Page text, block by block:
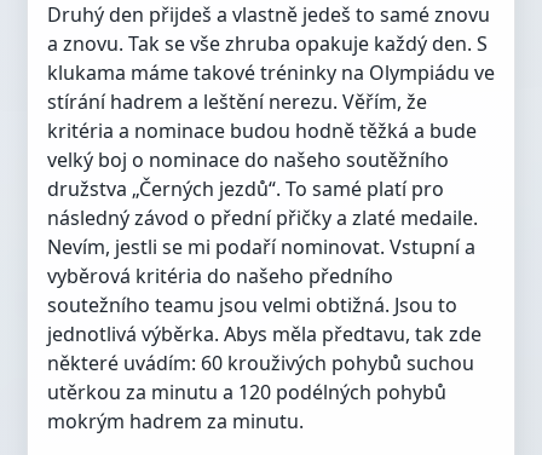
Druhý den přijdeš a vlastně jedeš to samé znovu
a znovu. Tak se vše zhruba opakuje každý den. S
klukama máme takové tréninky na Olympiádu ve
stírání hadrem a leštění nerezu. Věřím, že
kritéria a nominace budou hodně těžká a bude
velký boj o nominace do našeho soutěžního
družstva „Černých jezdů“. To samé platí pro
následný závod o přední přičky a zlaté medaile.
Nevím, jestli se mi podaří nominovat. Vstupní a
vyběrová kritéria do našeho předního
soutežního teamu jsou velmi obtižná. Jsou to
jednotlivá výběrka. Abys měla předtavu, tak zde
některé uvádím: 60 krouživých pohybů suchou
utěrkou za minutu a 120 podélných pohybů
mokrým hadrem za minutu.